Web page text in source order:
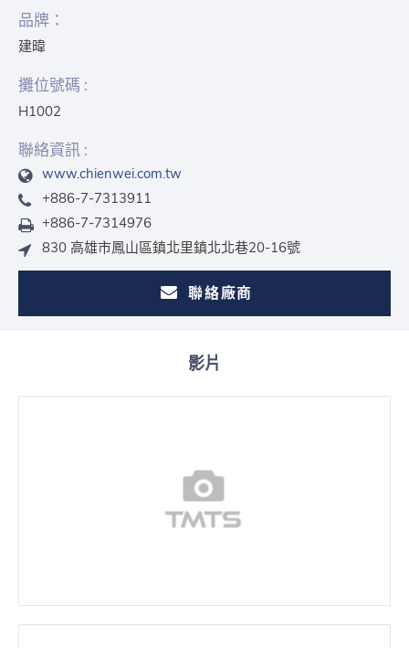
品牌：
建暐
攤位號碼 :
H1002
聯絡資訊 :
www.chienwei.com.tw
+886-7-7313911
+886-7-7314976
830 高雄市鳳山區鎮北里鎮北北巷20-16號
聯絡廠商
影片